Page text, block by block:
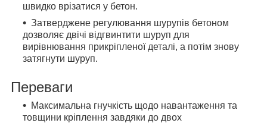
швидко врізатися у бетон.
Затверджене регулювання шурупів бетоном
дозволяє двічі відгвинтити шуруп для
вирівнювання прикріпленої деталі, а потім знову
затягнути шуруп.
Переваги
Максимальна гнучкість щодо навантаження та
товщини кріплення завдяки до двох